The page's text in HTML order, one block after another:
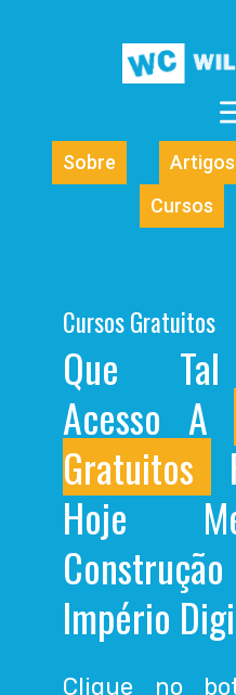
Sobre Artigos
Cursos
Cursos Gratuitos
Que Tal
Acesso A
Gratuitos
Hoje
Império
Clique no